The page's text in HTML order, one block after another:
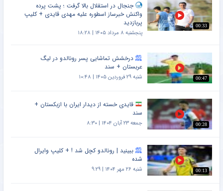
00:33
جنجال در استقلال بالا گرفت ؛ پشت پرده
واکنش خبرساز اسطوره علیه مهدی قایدی + کلیپ
پربازدید
پنجشنبه ۸ مرداد ۱۴۰۵ | ۱۸:۲۸
00:47
درخشش تماشایی پسر رونالدو در لیگ
عربستان + سند
شنبه ۲۹ فروردین ۱۴۰۵ | ۱۰:۴۸
00:28
قایدی خسته از دیدار ایران با ازبکستان +
سند
جمعه ۲۳ آبان ۱۴۰۴ | ۸:۳۰
00:13
ببینید | رونالدو کچل شد ! + کلیپ وایرال
شده
شنبه ۲۶ مهر ۱۴۰۴ | ۹:۲۹